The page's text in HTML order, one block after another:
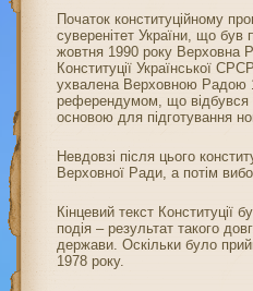
Початок конституційному
суверенітет України, що
жовтня 1990 року Верховна
Конституції Української
ухвалена Верховною Радою
референдумом, щo відбувся
основою для підготування
Невдовзі після цього
Верховної Ради, а потім
Кінцевий текст
подія – результат такого
держави. Оскільки було
1978 року.